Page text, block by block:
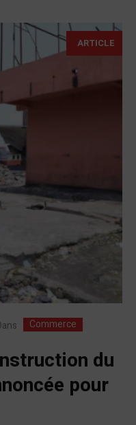
ARTICLE
Commerce
du
pour